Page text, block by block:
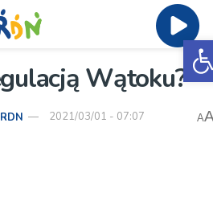
Wątoku?
2021/03/01 - 07:07 A